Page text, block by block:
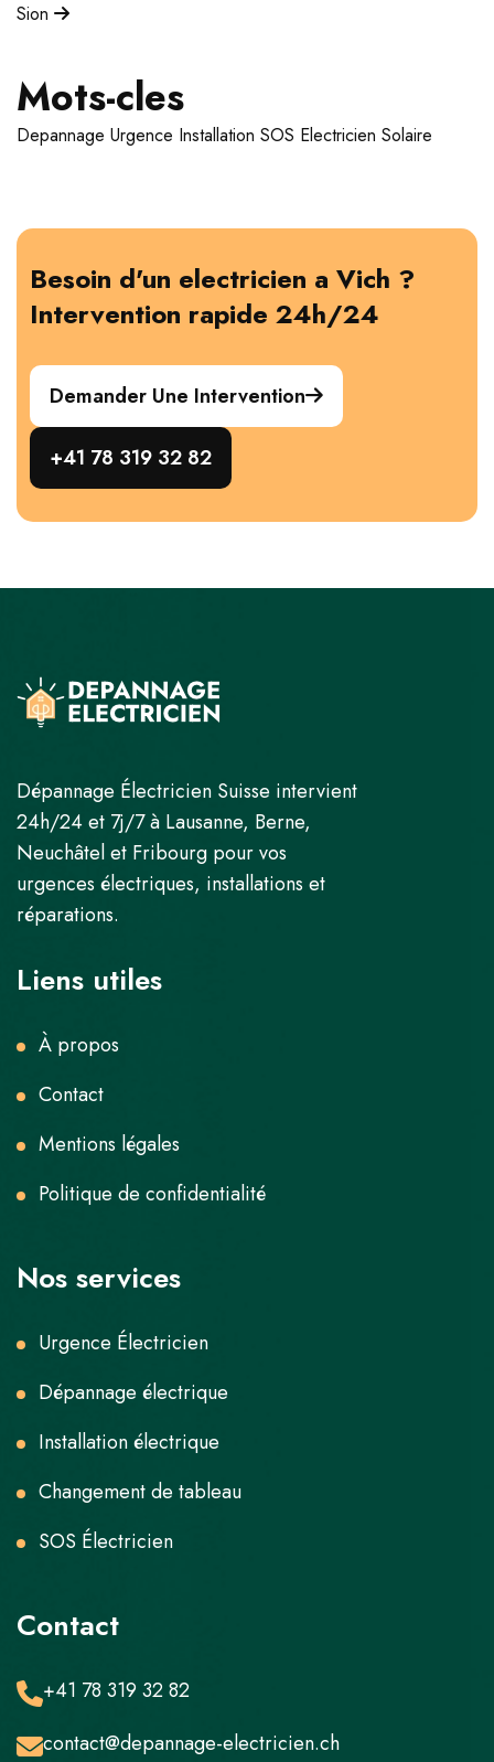
Sion
Mots-cles
Depannage Urgence Installation SOS Electricien Solaire
Besoin d'un electricien a Vich ?
Intervention rapide 24h/24
Demander Une Intervention
+41 78 319 32 82
Dépannage Électricien Suisse intervient
24h/24 et 7j/7 à Lausanne, Berne,
Neuchâtel et Fribourg pour vos
urgences électriques, installations et
réparations.
Liens utiles
À propos
Contact
Mentions légales
Politique de confidentialité
Nos services
Urgence Électricien
Dépannage électrique
Installation électrique
Changement de tableau
SOS Électricien
Contact
+41 78 319 32 82
contact@depannage-electricien.ch